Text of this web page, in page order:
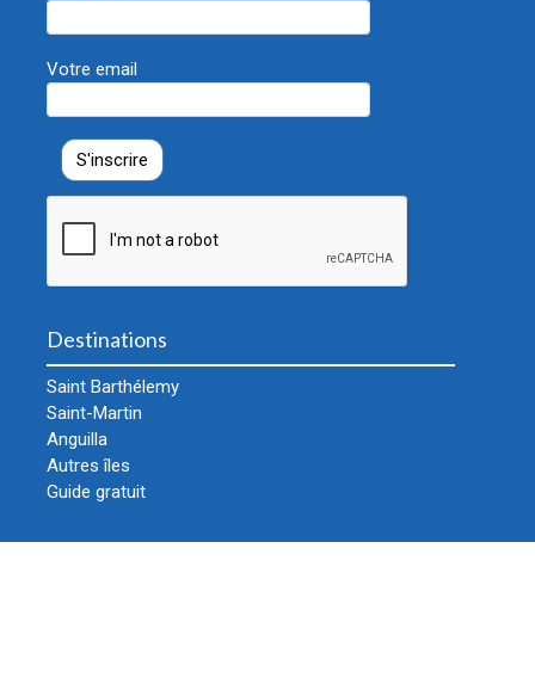
Votre email
Destinations
Saint Barthélemy
Saint-Martin
Anguilla
Autres îles
Guide gratuit